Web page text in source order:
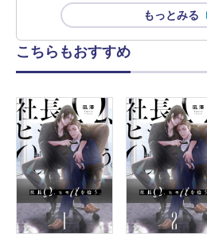
もっとみる
こちらもおすすめ